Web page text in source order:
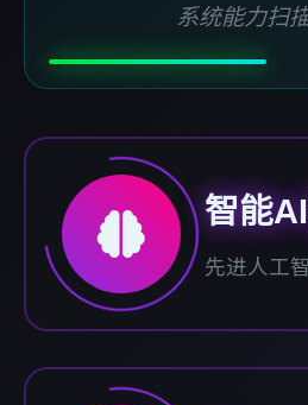
系统能力扫
智能
先进人工